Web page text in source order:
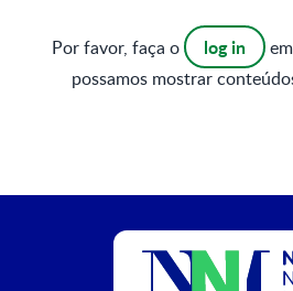
Por favor, faça o log in
possamos mostrar